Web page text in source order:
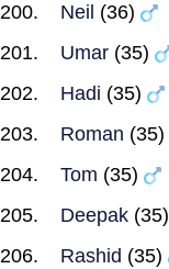
Neil (36)
Umar (35)
Hadi (35)
Roman (35)
Tom (35)
Deepak (35)
Rashid (35)